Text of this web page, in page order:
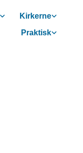
Kirkerne
Praktisk